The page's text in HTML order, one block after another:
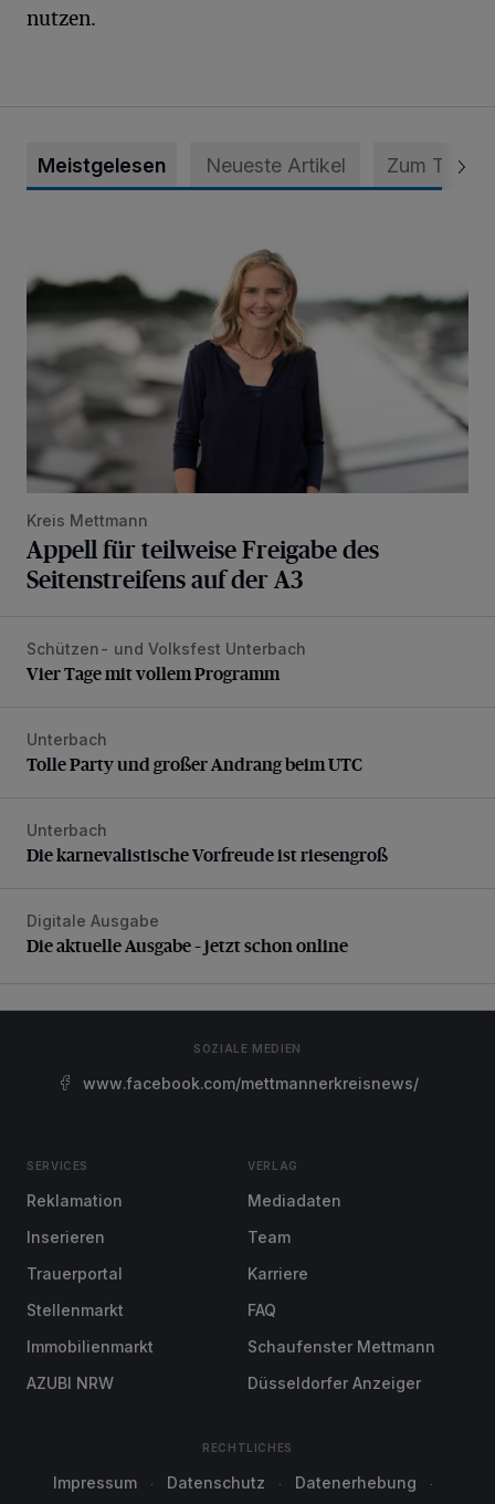
nutzen.
Meistgelesen Neueste Artikel Zum Thema
Kreis Mettmann
Appell für teilweise Freigabe des
Seitenstreifens auf der A3
Vier Tage mit vollem Programm
Schützen- und Volksfest Unterbach
Vier Tage mit vollem Programm
Tolle Party und großer Andrang beim UTC
Unterbach
Tolle Party und großer Andrang beim UTC
Die karnevalistische Vorfreude ist riesengroß
Unterbach
Die karnevalistische Vorfreude ist riesengroß
Die aktuelle Ausgabe – jetzt schon online
Digitale Ausgabe
Die aktuelle Ausgabe – jetzt schon online
SOZIALE MEDIEN
www.facebook.com/mettmannerkreisnews/
SERVICES
Reklamation
Inserieren
Trauerportal
Stellenmarkt
Immobilienmarkt
AZUBI NRW
VERLAG
Mediadaten
Team
Karriere
FAQ
Schaufenster Mettmann
Düsseldorfer Anzeiger
RECHTLICHES
Impressum Datenschutz Datenerhebung